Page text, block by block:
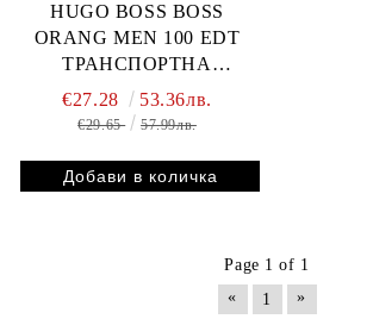
HUGO BOSS BOSS
ORANG MEN 100 EDT
ТРАНСПОРТНА
ОПАКОВКА
€27.28 53.36лв.
€29.65 57.99лв.
Page 1 of 1
«
1 »